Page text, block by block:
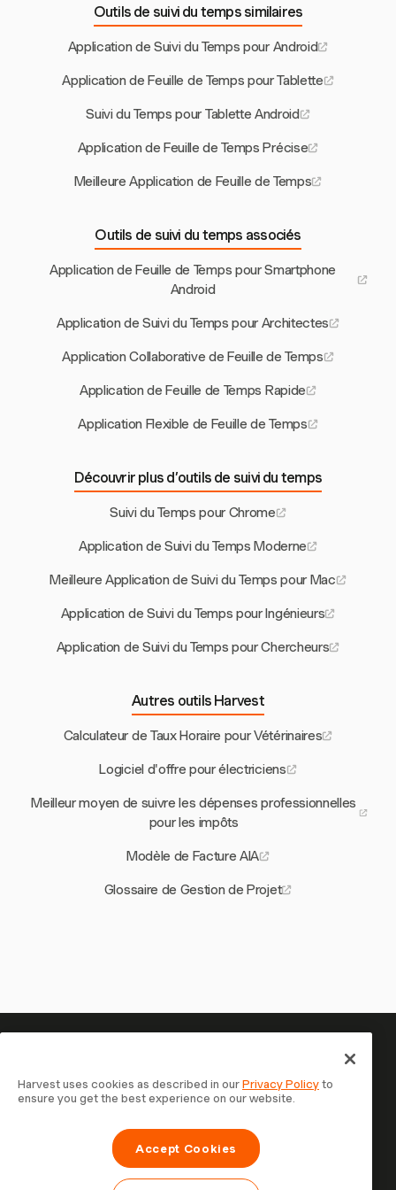
Outils de suivi du temps similaires
Application de Suivi du Temps pour Android
Application de Feuille de Temps pour Tablette
Suivi du Temps pour Tablette Android
Application de Feuille de Temps Précise
Meilleure Application de Feuille de Temps
Outils de suivi du temps associés
Application de Feuille de Temps pour Smartphone
Android
Application de Suivi du Temps pour Architectes
Application Collaborative de Feuille de Temps
Application de Feuille de Temps Rapide
Application Flexible de Feuille de Temps
Découvrir plus d’outils de suivi du temps
Suivi du Temps pour Chrome
Application de Suivi du Temps Moderne
Meilleure Application de Suivi du Temps pour Mac
Application de Suivi du Temps pour Ingénieurs
Application de Suivi du Temps pour Chercheurs
Autres outils Harvest
Calculateur de Taux Horaire pour Vétérinaires
Logiciel d'offre pour électriciens
Meilleur moyen de suivre les dépenses professionnelles
pour les impôts
Modèle de Facture AIA
Glossaire de Gestion de Projet
Votre temps mérite d'être suivi
— commencez maintenant
Rejoignez plus de 70 000 entreprises qui suivent leur
temps, facturent leurs clients et sont payées plus
rapidement avec Harvest. Essai gratuit, 30 secondes
Harvest uses cookies as described in ourPrivacy Policyto
ensure you get the best experience on our website.
Accept Cookies